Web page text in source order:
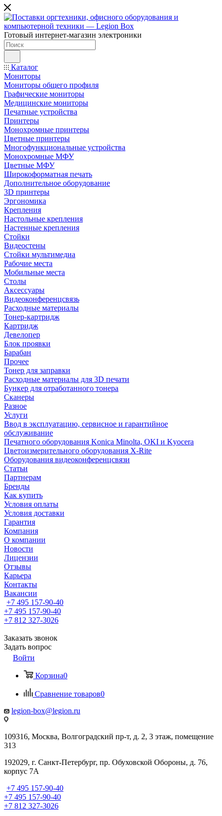
Готовый интернет-магазин электроники
Каталог
Мониторы
Мониторы общего профиля
Графические мониторы
Медицинские мониторы
Печатные устройства
Принтеры
Моноxромныe принтеры
Цвeтныe принтеры
Многофункциональные устройства
Монохромные МФУ
Цветные МФУ
Широкоформатная печать
Дополнительное оборудование
3D принтеры
Эргономика
Крепления
Настольные крепления
Настенные крепления
Стойки
Видеостены
Стойки мультимедиа
Рабочие места
Мобильные места
Столы
Аксессуары
Видеоконференцсвязь
Расходные материалы
Тонер-картридж
Картридж
Девелопер
Блок проявки
Барабан
Прочее
Тонер для заправки
Расходные материалы для 3D печати
Бункер для отработанного тонера
Сканеры
Разное
Услуги
Ввод в эксплуатацию, сервисное и гарантийное
обслуживание
Печатного оборудования Konica Minolta, OKI и Kyocera
Цветоизмерительного оборудования X-Rite
Оборудования видеоконференцсвязи
Статьи
Партнерам
Бренды
Как купить
Условия оплаты
Условия доставки
Гарантия
Компания
О компании
Новости
Лицензии
Отзывы
Карьера
Контакты
Вакансии
+7 495 157-90-40
+7 495 157-90-40
+7 812 327-3026
Заказать звонок
Задать вопрос
Войти
Корзина0
Сравнение товаров0
legion-box@legion.ru
109316, Москва, Волгоградский пр-т, д. 2, 3 этаж, помещение
313
192029, г. Санкт-Петербург, пр. Обуховской Обороны, д. 76,
корпус 7А
+7 495 157-90-40
+7 495 157-90-40
+7 812 327-3026